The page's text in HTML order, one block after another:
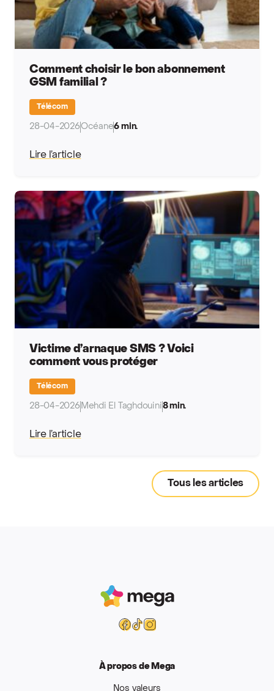
Comment choisir le bon abonnement
GSM familial ?
Télécom
28-04-2026Océane6 min.
Lire l’article
Victime d’arnaque SMS ? Voici
comment vous protéger
Télécom
28-04-2026 Mehdi El Taghdouini8 min.
Lire l’article
Tous les articles
Mega
Facebook
Tiktok
Instagram
À propos de Mega
Nos valeurs